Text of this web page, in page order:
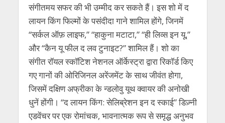
संगीतमय सफर की भी उम्मीद कर सकते हैं। इस शो में द
लायन किंग फिल्मों के पसंदीदा गाने शामिल होंगे, जिनमें
“सर्कल ऑफ़ लाइफ,” “हाकुना मटाटा,” “ही लिव्स इन यू,”
और “कैन यू फील द लव टुनाइट?” शामिल हैं। शो का
संगीत रॉयल स्कॉटिश नेशनल ऑर्केस्ट्रा द्वारा रिकॉर्ड किए
गए गानों की ओरिजिनल अरेंजमेंट के साथ जीवंत होगा,
जिसमें दक्षिण अफ्रीका के न्डलोवु यूथ क्वायर की अनोखी
धुनें होंगी। “द लायन किंग: सेलिब्रेशन इन द स्काई” डिज़्नी
एडवेंचर पर एक रोमांचक, भावनात्मक रूप से समृद्ध अनुभव